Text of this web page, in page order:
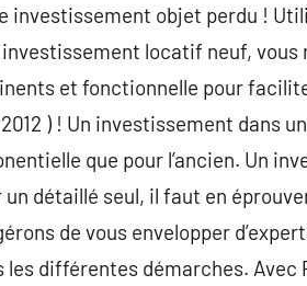
investissement objet perdu !
investissement locatif neuf, vous
et fonctionnelle pour
2012 ) ! Un investissement dans
que pour l’ancien. Un
un détaillé seul, il faut en
de vous envelopper
les différentes démarches.